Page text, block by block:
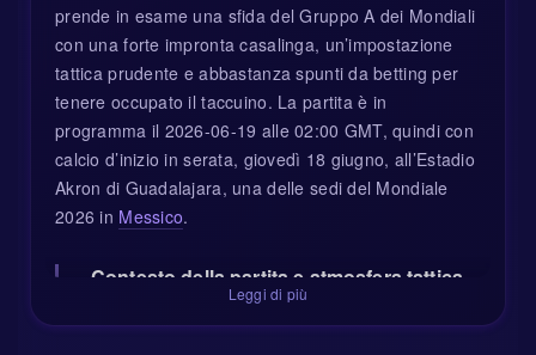
prende in esame una sfida del Gruppo A dei Mondiali
con una forte impronta casalinga, un’impostazione
tattica prudente e abbastanza spunti da betting per
tenere occupato il taccuino. La partita è in
programma il 2026-06-19 alle 02:00 GMT, quindi con
calcio d’inizio in serata, giovedì 18 giugno, all’Estadio
Akron di Guadalajara, una delle sedi del Mondiale
2026 in Messico.
Contesto della partita e atmosfera tattica
Leggi di più